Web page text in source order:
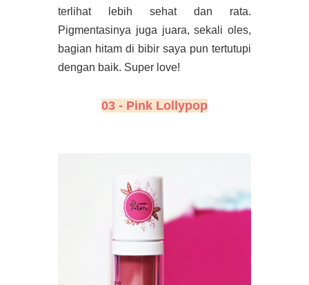
terlihat lebih sehat dan rata.
Pigmentasinya juga juara, sekali oles,
bagian hitam di bibir saya pun tertutupi
dengan baik. Super love!
03 - Pink Lollypop